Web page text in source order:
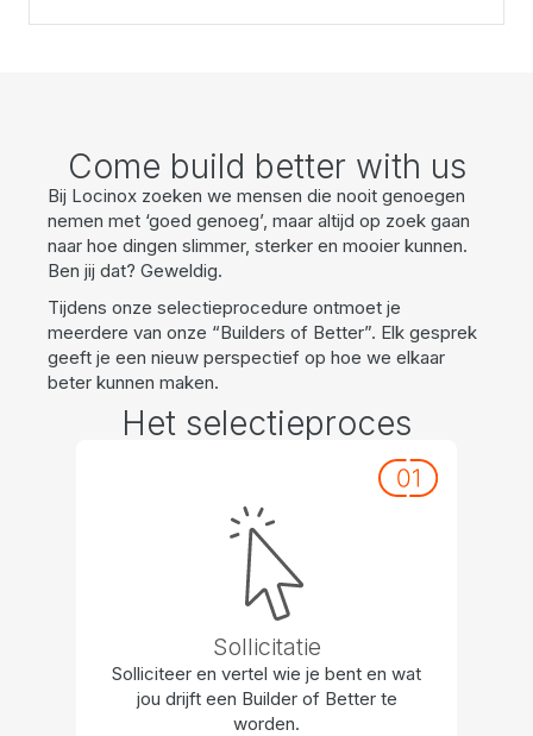
Come build better with us
Bij Locinox zoeken we mensen die nooit genoegen
nemen met ‘goed genoeg’, maar altijd op zoek gaan
naar hoe dingen slimmer, sterker en mooier kunnen.
Ben jij dat? Geweldig.
Tijdens onze selectieprocedure ontmoet je
meerdere van onze “Builders of Better”. Elk gesprek
geeft je een nieuw perspectief op hoe we elkaar
beter kunnen maken.
Het selectieproces
Sollicitatie
Solliciteer en vertel wie je bent en wat
jou drijft een Builder of Better te
worden.